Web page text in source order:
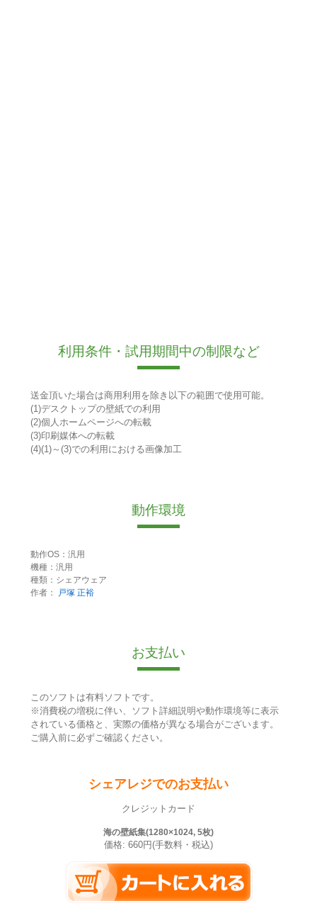
利用条件・試用期間中の制限など
送金頂いた場合は商用利用を除き以下の範囲で使用可能。
(1)デスクトップの壁紙での利用
(2)個人ホームページへの転載
(3)印刷媒体への転載
(4)(1)～(3)での利用における画像加工
動作環境
動作OS：汎用
機種：汎用
種類：シェアウェア
作者：
戸塚 正裕
お支払い
このソフトは有料ソフトです。
※消費税の増税に伴い、ソフト詳細説明や動作環境等に表示
されている価格と、実際の価格が異なる場合がございます。
ご購入前に必ずご確認ください。
シェアレジでのお支払い
クレジットカード
海の壁紙集(1280×1024, 5枚)
価格: 660円(手数料・税込)